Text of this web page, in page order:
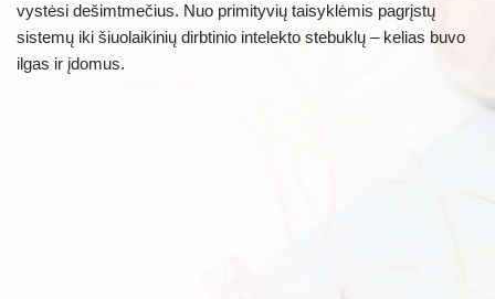
vystėsi dešimtmečius. Nuo primityvių taisyklėmis pagrįstų
sistemų iki šiuolaikinių dirbtinio intelekto stebuklų – kelias buvo
ilgas ir įdomus.